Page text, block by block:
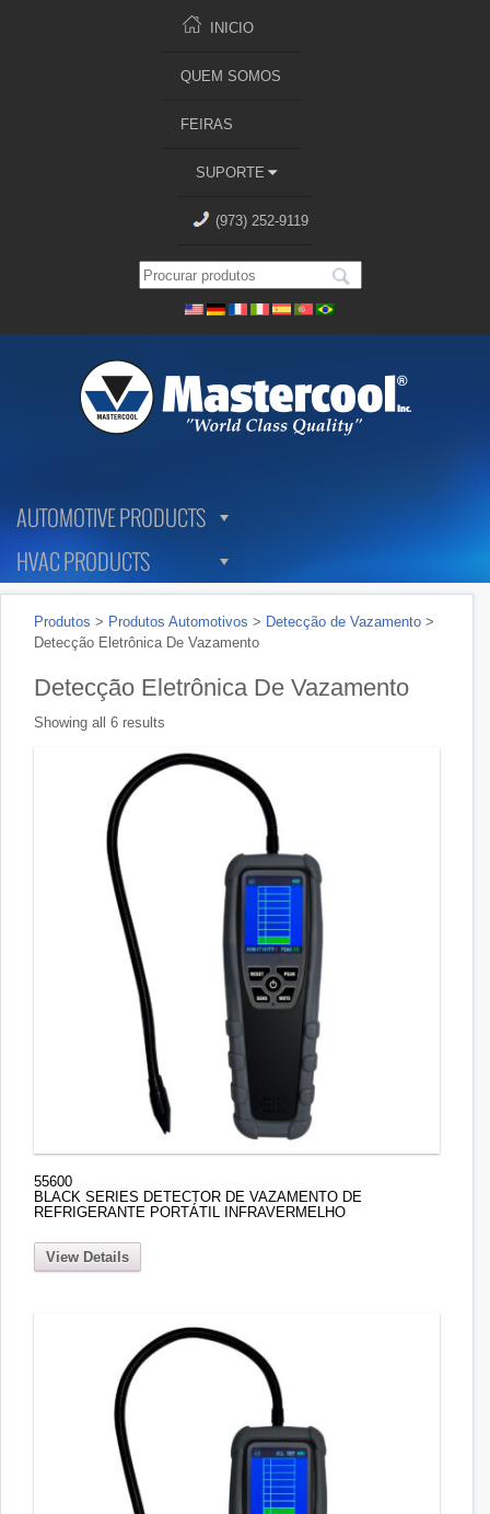
INICIO
QUEM SOMOS
FEIRAS
SUPORTE
(973) 252-9119
AUTOMOTIVE PRODUCTS
HVAC PRODUCTS
Produtos > Produtos Automotivos > Detecção de Vazamento >
Detecção Eletrônica De Vazamento
Detecção Eletrônica De Vazamento
Showing all 6 results
55600
BLACK SERIES DETECTOR DE VAZAMENTO DE
REFRIGERANTE PORTÁTIL INFRAVERMELHO
View Details